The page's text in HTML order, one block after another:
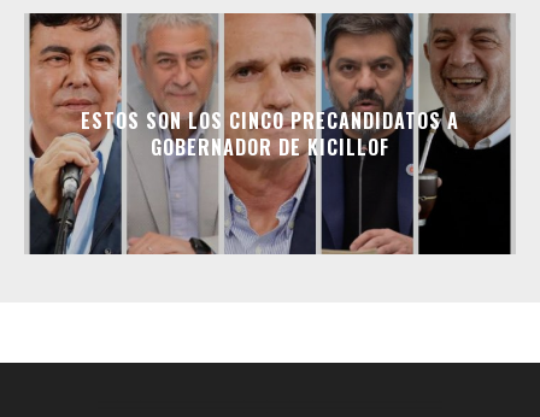
ESTOS SON LOS CINCO PRECANDIDATOS A
GOBERNADOR DE KICILLOF